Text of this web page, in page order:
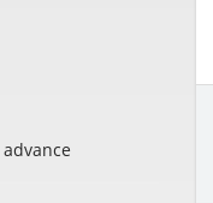
advance